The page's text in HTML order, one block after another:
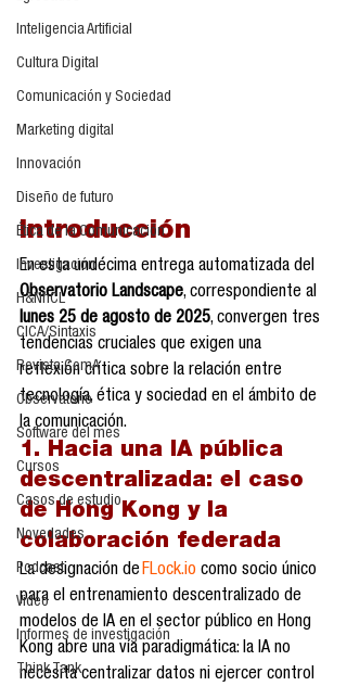
Inteligencia Artificial
Cultura Digital
Comunicación y Sociedad
Marketing digital
Innovación
Diseño de futuro
Ética de la Comunicación
Investigación
H&NhCL
CICA/Sintaxis
Revista ComA
Observatorio
Software del mes
Cursos
Casos de estudio
Novedades
Podcast
Video
Informes de investigación
Think Tank
Introducción
En esta undécima entrega automatizada del
Observatorio Landscape, correspondiente al
lunes 25 de agosto de 2025, convergen tres
tendencias cruciales que exigen una
reflexión crítica sobre la relación entre
tecnología, ética y sociedad en el ámbito de
la comunicación.
1. Hacia una IA pública
descentralizada: el caso
de Hong Kong y la
colaboración federada
La designación de FLock.io como socio único
para el entrenamiento descentralizado de
modelos de IA en el sector público en Hong
Kong abre una vía paradigmática: la IA no
necesita centralizar datos ni ejercer control